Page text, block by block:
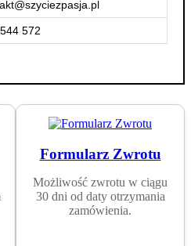
572
Formularz Zwrotu
Możliwość zwrotu w ciągu
30 dni od daty otrzymania
zamówienia.